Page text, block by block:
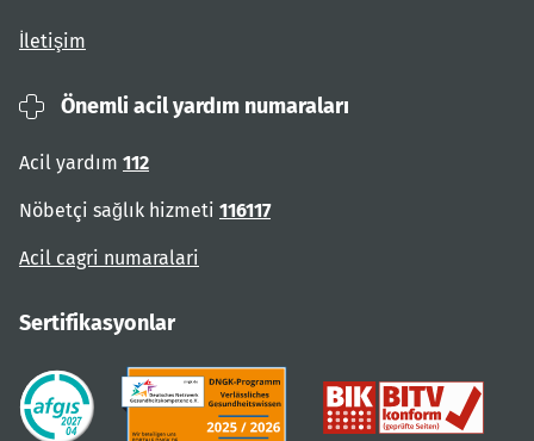
İletişim
Önemli acil yardım numaraları
Acil yardım 112
Nöbetçi sağlık hizmeti 116117
Acil cagri numaralari
Sertifikasyonlar